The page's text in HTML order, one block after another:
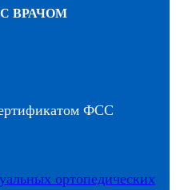
ВРАЧОМ
ФСС
ортопедических